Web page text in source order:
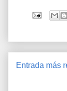
Entrada más